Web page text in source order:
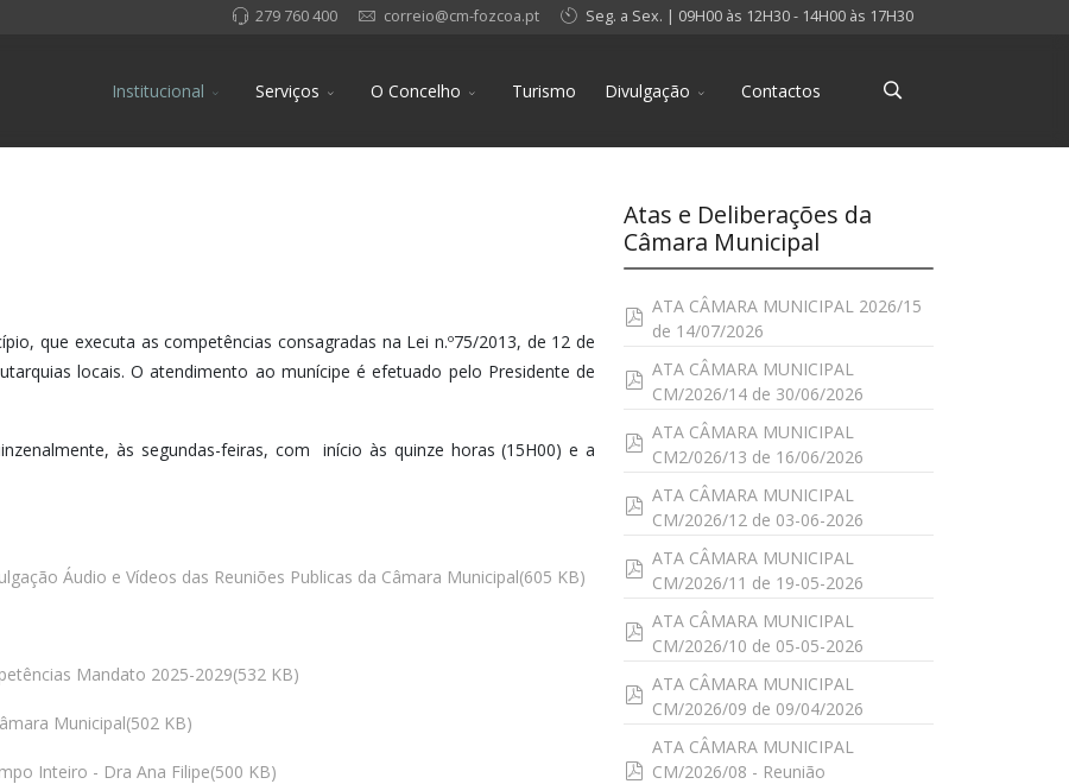
279 760 400 correio@cm-fozcoa.pt Seg. a Sex. | 09H00 às 12H30 - 14H00 às 17H30
Institucional Serviços O Concelho Turismo Divulgação Contactos
que executa as competências consagradas na Lei n.º75/2013, de 12 de
locais. O atendimento ao munícipe é efetuado pelo Presidente de
às segundas-feiras, com início às quinze horas (15H00) e a
Áudio e Vídeos das Reuniões Publicas da Câmara Municipal(605 KB)
Mandato 2025-2029(532 KB)
Municipal(502 KB)
Inteiro - Dra Ana Filipe(500 KB)
Atas e Deliberações da
Câmara Municipal
pdf
ATA CÂMARA MUNICIPAL 2026/15
de 14/07/2026
pdf
ATA CÂMARA MUNICIPAL
CM/2026/14 de 30/06/2026
pdf
ATA CÂMARA MUNICIPAL
CM2/026/13 de 16/06/2026
pdf
ATA CÂMARA MUNICIPAL
CM/2026/12 de 03-06-2026
pdf
ATA CÂMARA MUNICIPAL
CM/2026/11 de 19-05-2026
pdf
ATA CÂMARA MUNICIPAL
CM/2026/10 de 05-05-2026
pdf
ATA CÂMARA MUNICIPAL
CM/2026/09 de 09/04/2026
pdf
ATA CÂMARA MUNICIPAL
CM/2026/08 - Reunião